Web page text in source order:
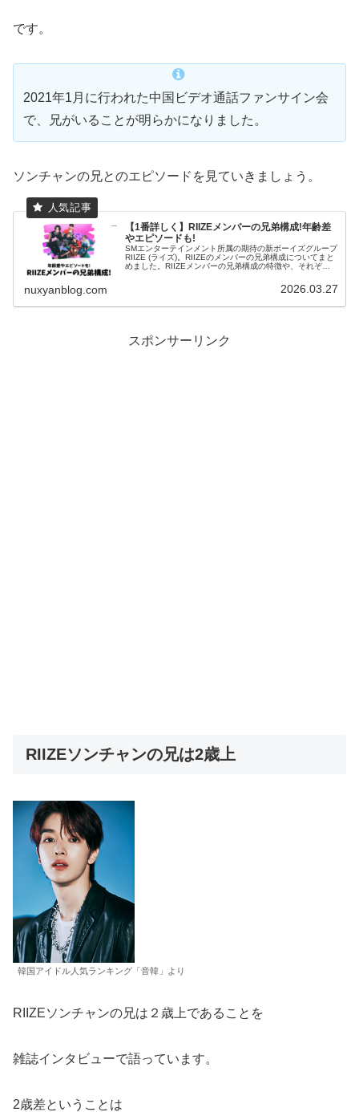
です。
2021年1月に行われた中国ビデオ通話ファンサイン会
で、兄がいることが明らかになりました。
ソンチャンの兄とのエピソードを見ていきましょう。
【1番詳しく】RIIZEメンバーの兄弟構成!年齢差
やエピソードも!
SMエンターテインメント所属の期待の新ボーイズグループ
RIIZE (ライズ)。RIIZEのメンバーの兄弟構成についてまと
めました。RIIZEメンバーの兄弟構成の特徴や、それぞれ
nuxyanblog.com 2026.03.27
スポンサーリンク
RIIZEソンチャンの兄は2歳上
韓国アイドル人気ランキング「音韓」より
RIIZEソンチャンの兄は２歳上であることを
雑誌インタビューで語っています。
2歳差ということは